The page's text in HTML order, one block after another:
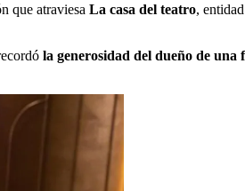
que atraviesa La casa del teatro,
la generosidad del dueño de una